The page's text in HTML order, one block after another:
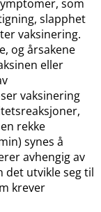
som
slapphet
vaksinering.
og årsakene
eller
vaksinering
rekke
synes å
avhengig av
det utvikle seg til
krever